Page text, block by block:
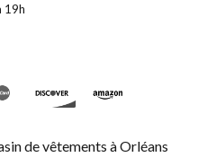
19h
de vêtements à Orléans